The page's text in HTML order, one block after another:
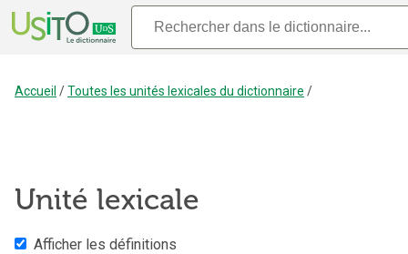
Accueil /Toutes les unités lexicales du dictionnaire /
Unité lexicale
Afficher les définitions